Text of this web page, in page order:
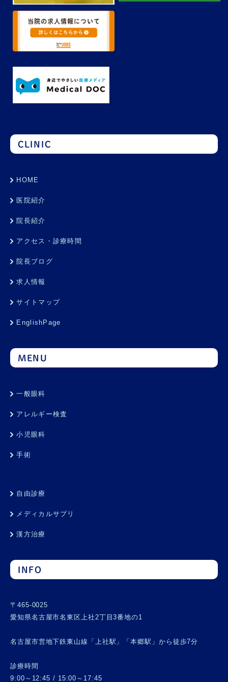
CLINIC
HOME
医院紹介
院長紹介
アクセス・診療時間
院長ブログ
求人情報
サイトマップ
EnglishPage
MENU
一般眼科
アレルギー検査
小児眼科
手術
自由診療
メディカルサプリ
漢方治療
INFO
〒465-0025
愛知県名古屋市名東区上社2丁目3番地の1
名古屋市営地下鉄東山線「上社駅」「本郷駅」から徒歩7分
診療時間
9:00～12:45 / 15:00～17:45